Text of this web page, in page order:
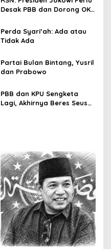
Desak PBB dan Dorong OKI
Perda Syari’ah: Ada atau
Tidak Ada
Partai Bulan Bintang, Yusril
dan Prabowo
PBB dan KPU Sengketa
Lagi, Akhirnya Beres Seusai